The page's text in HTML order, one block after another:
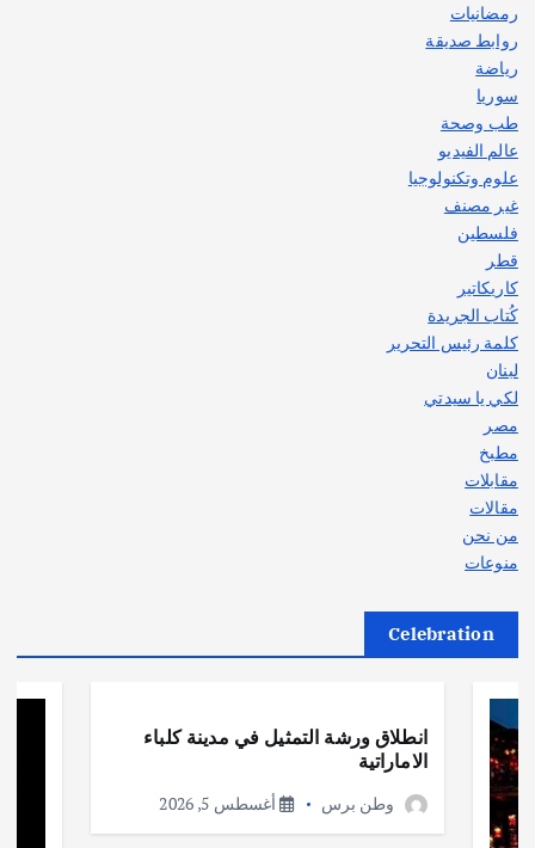
رمضانيات
روابط صديقة
رياضة
سوريا
طب وصحة
عالم الفيديو
علوم وتكنولوجيا
غير مصنف
فلسطين
قطر
كاريكاتير
كُتاب الجريدة
كلمة رئيس التحرير
لبنان
لكي يا سيدتي
مصر
مطبخ
مقابلات
مقالات
من نحن
منوعات
Celebration
انطلاق ورشة التمثيل في مدينة كلباء
الاماراتية
وطن برس أغسطس 5, 2026